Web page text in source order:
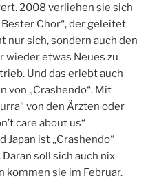
2008 verliehen sie sich
Chor“, der geleitet
nur sich, sondern auch den
wieder etwas Neues zu
Und das erlebt auch
von „Crashendo“. Mit
von den Ärzten oder
care about us“
Japan ist „Crashendo“
soll sich auch nix
kommen sie im Februar.